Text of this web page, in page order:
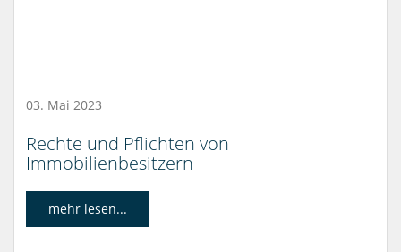
03. Mai 2023
Rechte und Pflichten von
Immobilienbesitzern
mehr lesen...